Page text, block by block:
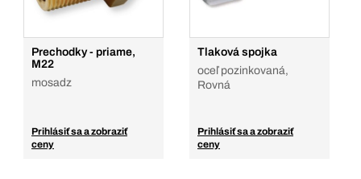
Prechodky - priame,
M22
mosadz
Prihlásiť sa a zobraziť
ceny
Tlaková spojka
oceľ pozinkovaná,
Rovná
Prihlásiť sa a zobraziť
ceny